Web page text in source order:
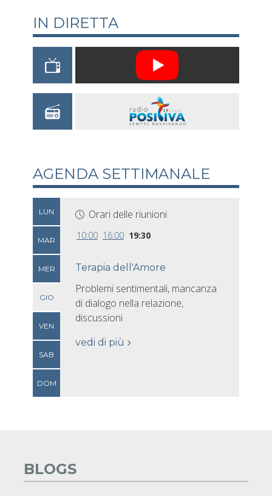
IN DIRETTA
AGENDA SETTIMANALE
LUN
MAR
MER
GIO
VEN
SAB
DOM
Orari delle riunioni
10:00 16:00 19:30
Terapia dell'Amore
Problemi sentimentali, mancanza
di dialogo nella relazione,
discussioni
vedi di più
BLOGS